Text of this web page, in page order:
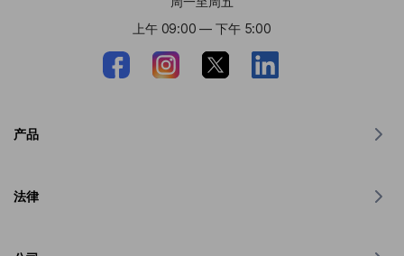
上午 09:00 — 下午 5:00
产品
法律